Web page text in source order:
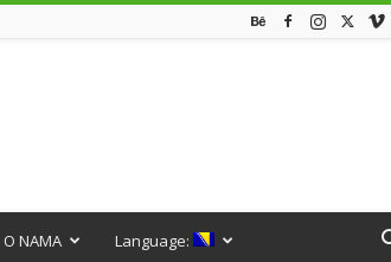
O NAMA Language: